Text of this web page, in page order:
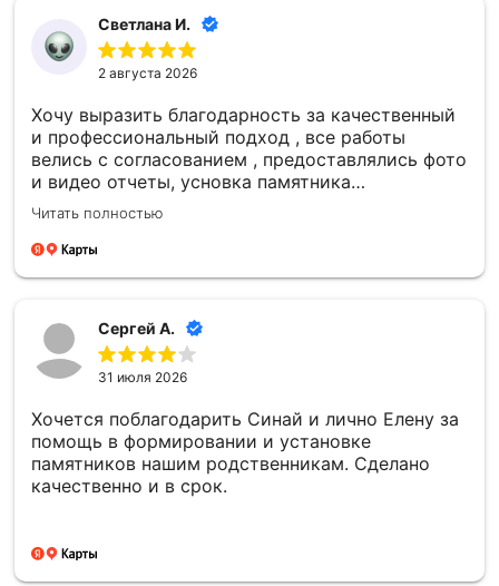
«Синай‑С» за чуткость, профессионализм и
проделанную работу! 🙏
Светлана И.
2 августа 2026
Хочу выразить благодарность за качественный
и профессиональный подход , все работы
велись с согласованием , предоставлялись фото
и видео отчеты, усновка памятника
качественная , большое спасибо компании
Читать полностью
Сергей А.
31 июля 2026
Хочется поблагодарить Синай и лично Елену за
помощь в формировании и установке
памятников нашим родственникам. Сделано
качественно и в срок.